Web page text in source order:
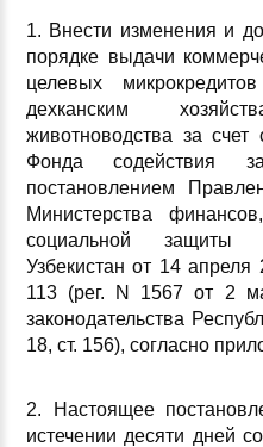
1. Внести изменения и
порядке выдачи
целевых
дехканским
животноводства за счет
Фонда содействия
постановлением
Министерства
социальной защиты
Узбекистан от 14
113 (рег. N 1567 от 2
законодательства
18, ст. 156), согласно
2. Настоящее
истечении десяти дней